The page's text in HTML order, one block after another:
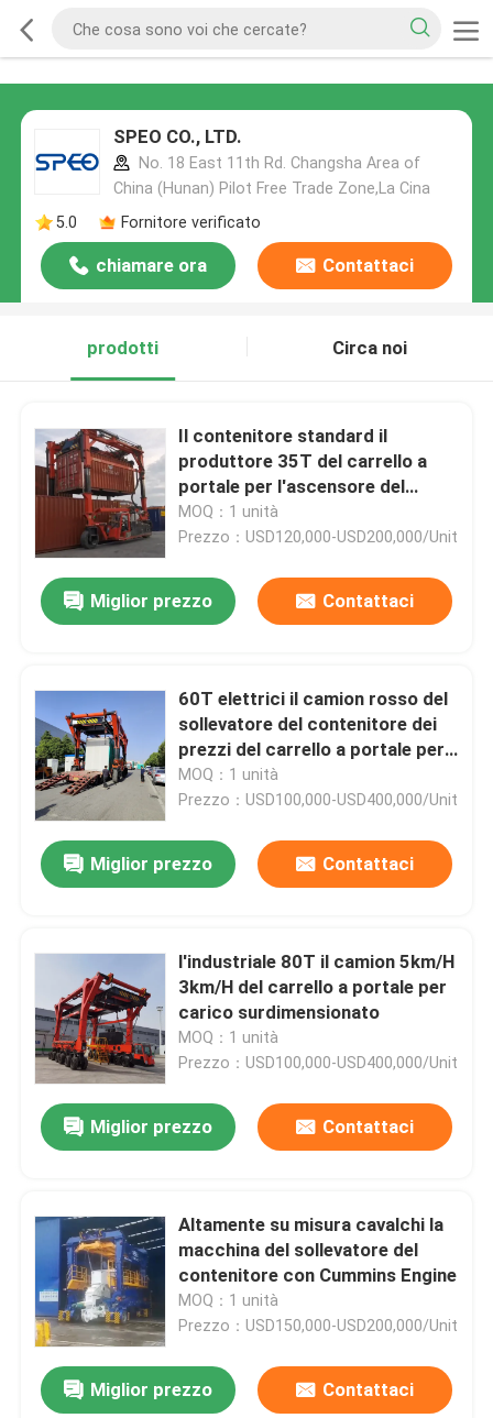
SPEO CO., LTD.
No. 18 East 11th Rd. Changsha Area of
China (Hunan) Pilot Free Trade Zone,La Cina
5.0
Fornitore verificato
chiamare ora Contattaci
prodotti Circa noi
Il contenitore standard il
produttore 35T del carrello a
portale per l'ascensore del
contenitore di 20ft 40ft 45ft
MOQ：1 unità
Prezzo：USD120,000-USD200,000/Unit
Miglior prezzo Contattaci
60T elettrici il camion rosso del
sollevatore del contenitore dei
prezzi del carrello a portale per il
maneggio del materiale
MOQ：1 unità
Prezzo：USD100,000-USD400,000/Unit
Miglior prezzo Contattaci
l'industriale 80T il camion 5km/H
3km/H del carrello a portale per
carico surdimensionato
MOQ：1 unità
Prezzo：USD100,000-USD400,000/Unit
Miglior prezzo Contattaci
Altamente su misura cavalchi la
macchina del sollevatore del
contenitore con Cummins Engine
MOQ：1 unità
Prezzo：USD150,000-USD200,000/Unit
Miglior prezzo Contattaci